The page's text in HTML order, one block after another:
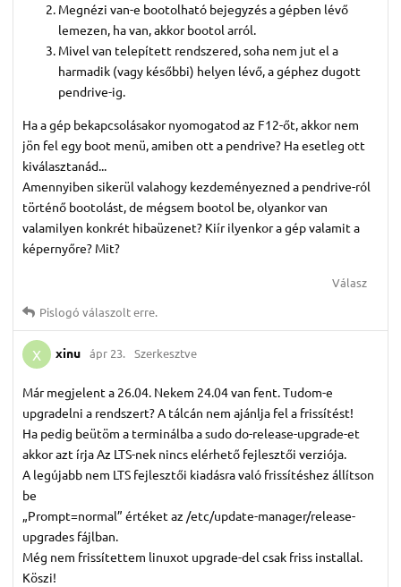
Megnézi van-e bootolható bejegyzés a gépben lévő
lemezen, ha van, akkor bootol arról.
Mivel van telepített rendszered, soha nem jut el a
harmadik (vagy későbbi) helyen lévő, a géphez dugott
pendrive-ig.
Ha a gép bekapcsolásakor nyomogatod az F12-őt, akkor nem
jön fel egy boot menü, amiben ott a pendrive? Ha esetleg ott
kiválasztanád...
Amennyiben sikerül valahogy kezdeményezned a pendrive-ról
történő bootolást, de mégsem bootol be, olyankor van
valamilyen konkrét hibaüzenet? Kiír ilyenkor a gép valamit a
képernyőre? Mit?
Válasz
Pislogó válaszolt erre.
X xinu ápr 23. Szerkesztve
Már megjelent a 26.04. Nekem 24.04 van fent. Tudom-e
upgradelni a rendszert? A tálcán nem ajánlja fel a frissítést!
Ha pedig beütöm a terminálba a sudo do-release-upgrade-et
akkor azt írja Az LTS-nek nincs elérhető fejlesztői verziója.
A legújabb nem LTS fejlesztői kiadásra való frissítéshez állítson
be
„Prompt=normal” értéket az /etc/update-manager/release-
upgrades fájlban.
Még nem frissítettem linuxot upgrade-del csak friss installal.
Köszi!